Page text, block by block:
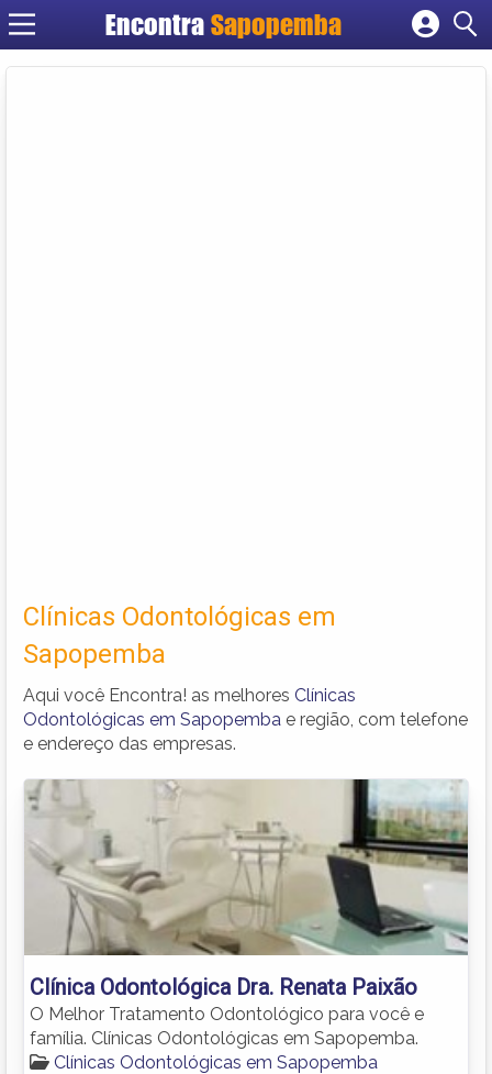
Encontra Sapopemba
Cadastrar empresa
Clínicas Odontológicas em
Sapopemba
Aqui você Encontra! as melhores Clínicas
Odontológicas em Sapopemba e região, com telefone
e endereço das empresas.
Clínica Odontológica Dra. Renata Paixão
O Melhor Tratamento Odontológico para você e
família. Clínicas Odontológicas em Sapopemba.
Clínicas Odontológicas em Sapopemba